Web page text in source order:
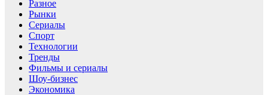
Разное
Рынки
Сериалы
Спорт
Технологии
Тренды
Фильмы и сериалы
Шоу-бизнес
Экономика